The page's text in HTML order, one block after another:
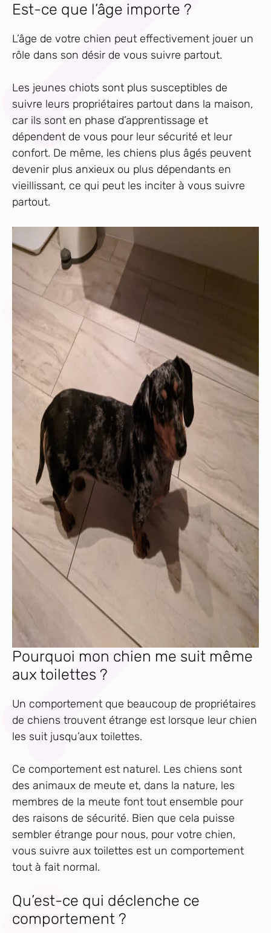
Est-ce que l’âge importe ?
L’âge de votre chien peut effectivement jouer un
rôle dans son désir de vous suivre partout.
Les jeunes chiots sont plus susceptibles de
suivre leurs propriétaires partout dans la maison,
car ils sont en phase d’apprentissage et
dépendent de vous pour leur sécurité et leur
confort. De même, les chiens plus âgés peuvent
devenir plus anxieux ou plus dépendants en
vieillissant, ce qui peut les inciter à vous suivre
partout.
Pourquoi mon chien me suit même
aux toilettes ?
Un comportement que beaucoup de propriétaires
de chiens trouvent étrange est lorsque leur chien
les suit jusqu’aux toilettes.
Ce comportement est naturel. Les chiens sont
des animaux de meute et, dans la nature, les
membres de la meute font tout ensemble pour
des raisons de sécurité. Bien que cela puisse
sembler étrange pour nous, pour votre chien,
vous suivre aux toilettes est un comportement
tout à fait normal.
Qu’est-ce qui déclenche ce
comportement ?